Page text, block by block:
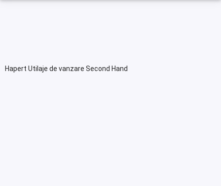
Hapert Utilaje de vanzare Second Hand